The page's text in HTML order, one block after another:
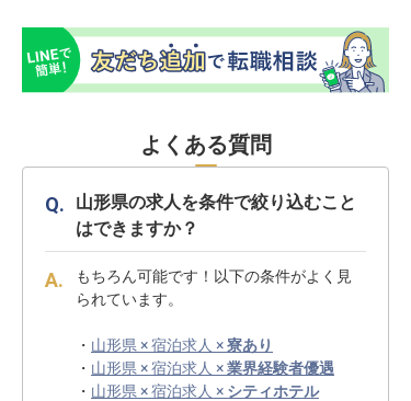
よくある質問
山形県の求人を条件で絞り込むこと
はできますか？
もちろん可能です！以下の条件がよく見
られています。
・ 山形県 × 宿泊求人 ×寮あり
・ 山形県 × 宿泊求人 ×業界経験者優遇
・ 山形県 × 宿泊求人 × シティホテル